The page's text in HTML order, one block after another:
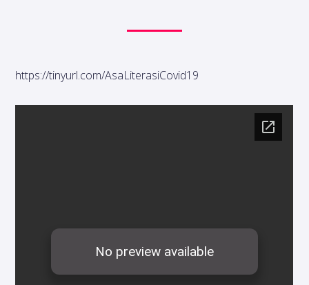
https://tinyurl.com/AsaLiterasiCovid19